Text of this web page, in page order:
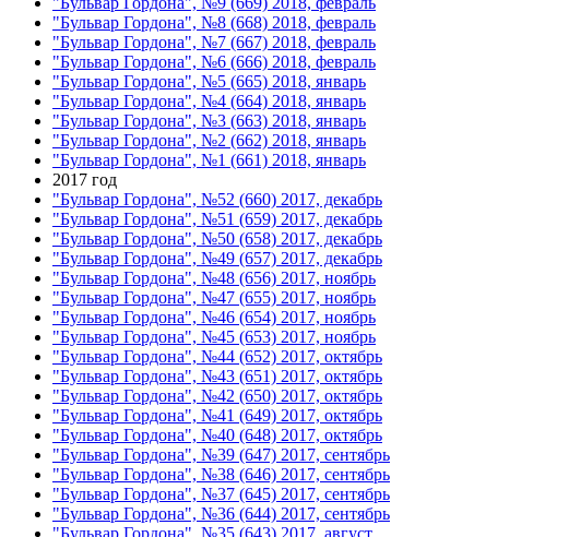
"Бульвар Гордона", №8 (668) 2018, февраль
"Бульвар Гордона", №7 (667) 2018, февраль
"Бульвар Гордона", №6 (666) 2018, февраль
"Бульвар Гордона", №5 (665) 2018, январь
"Бульвар Гордона", №4 (664) 2018, январь
"Бульвар Гордона", №3 (663) 2018, январь
"Бульвар Гордона", №2 (662) 2018, январь
"Бульвар Гордона", №1 (661) 2018, январь
2017 год
"Бульвар Гордона", №52 (660) 2017, декабрь
"Бульвар Гордона", №51 (659) 2017, декабрь
"Бульвар Гордона", №50 (658) 2017, декабрь
"Бульвар Гордона", №49 (657) 2017, декабрь
"Бульвар Гордона", №48 (656) 2017, ноябрь
"Бульвар Гордона", №47 (655) 2017, ноябрь
"Бульвар Гордона", №46 (654) 2017, ноябрь
"Бульвар Гордона", №45 (653) 2017, ноябрь
"Бульвар Гордона", №44 (652) 2017, октябрь
"Бульвар Гордона", №43 (651) 2017, октябрь
"Бульвар Гордона", №42 (650) 2017, октябрь
"Бульвар Гордона", №41 (649) 2017, октябрь
"Бульвар Гордона", №40 (648) 2017, октябрь
"Бульвар Гордона", №39 (647) 2017, сентябрь
"Бульвар Гордона", №38 (646) 2017, сентябрь
"Бульвар Гордона", №37 (645) 2017, сентябрь
"Бульвар Гордона", №36 (644) 2017, сентябрь
"Бульвар Гордона", №35 (643) 2017, август